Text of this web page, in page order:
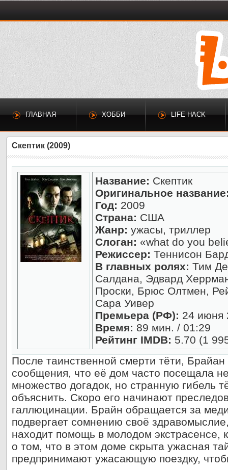
ГЛАВНАЯ ХОББИ LIFE HACK
Скептик (2009)
Название: Скептик
Оригинальное
Год: 2009
Страна: США
Жанр: ужасы, триллер
Слоган: «what do you
Режиссер: Теннисон
В главных ролях: Тим
Салдана, Эдвард
Проски, Брюс Олтмен,
Сара Уивер
Премьера (РФ): 24 июня
Время: 89 мин. / 01:29
Рейтинг IMDB: 5.70 (1
После таинственной смерти тёти, Брайан
сообщения, что её дом часто посещала
множество догадок, но странную гибель
объяснить. Скоро его начинают
галлюцинации. Брайн обращается за
подвергает сомнению своё
находит помощь в молодом экстрасенсе,
о том, что в этом доме скрыта ужасная
предпринимают ужасающую поездку,